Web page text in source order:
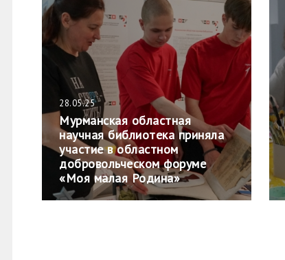
28.05.25
Мурманская областная
научная библиотека приняла
участие в областном
добровольческом форуме
«Моя малая Родина»